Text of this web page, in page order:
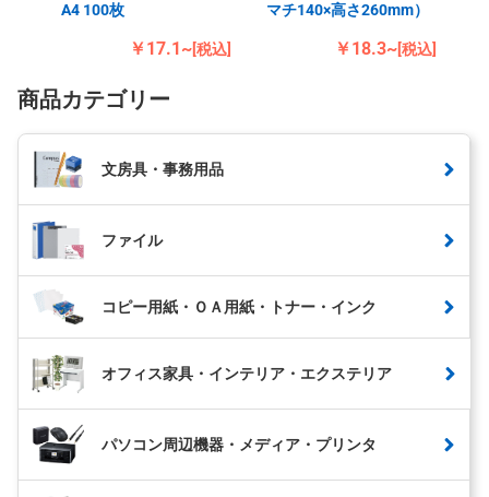
A4 100枚
￥17.1~[税込]
マチ140×高さ260mm）
￥18.3~[税込]
商品カテゴリー
文房具・事務用品
ファイル
コピー用紙・ＯＡ用紙・トナー・インク
オフィス家具・インテリア・エクステリア
パソコン周辺機器・メディア・プリンタ